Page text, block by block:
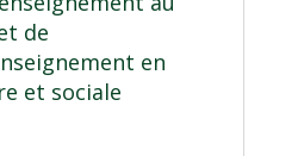
de
en
et sociale